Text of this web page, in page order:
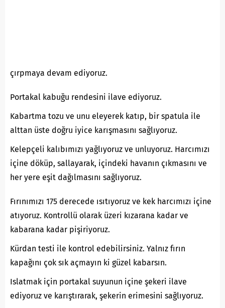
çırpmaya devam ediyoruz.
Portakal kabuğu rendesini ilave ediyoruz.
Kabartma tozu ve unu eleyerek katıp, bir spatula ile
alttan üste doğru iyice karışmasını sağlıyoruz.
Kelepçeli kalıbımızı yağlıyoruz ve unluyoruz. Harcımızı
içine döküp, sallayarak, içindeki havanın çıkmasını ve
her yere eşit dağılmasını sağlıyoruz.
Fırınımızı 175 derecede ısıtıyoruz ve kek harcımızı içine
atıyoruz. Kontrollü olarak üzeri kızarana kadar ve
kabarana kadar pişiriyoruz.
Kürdan testi ile kontrol edebilirsiniz. Yalnız fırın
kapağını çok sık açmayın ki güzel kabarsın.
Islatmak için portakal suyunun içine şekeri ilave
ediyoruz ve karıştırarak, şekerin erimesini sağlıyoruz.